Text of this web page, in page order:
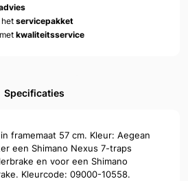
hetservicepakket
met kwaliteitsservice
Specificaties
framemaat 57 cm. Kleur: Aegean
een Shimano Nexus 7-traps
en voor een Shimano
Kleurcode: 09000-10558.